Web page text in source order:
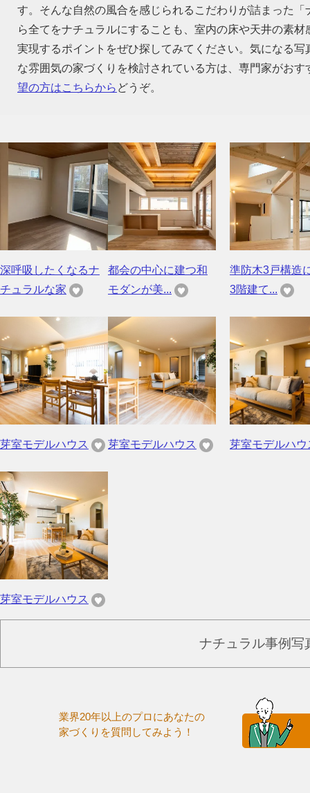
す。そんな自然の風合を感じられるこだわりが詰まった
ら全てをナチュラルにすることも、室内の床や天井の素
実現するポイントをぜひ探してみてください。気になる
な雰囲気の家づくりを検討されている方は、専門家がお
望の方はこちらから どうぞ。
深呼吸したくなるナ
チュラルな家
都会の中心に建つ和
モダンが美...
準防木3戸構造
3階建て...
芽室モデルハウス 芽室モデルハウス 芽室モデルハウ
芽室モデルハウス
ナチュラル事例写
業界20年以上のプロにあなたの
家づくりを質問してみよう！